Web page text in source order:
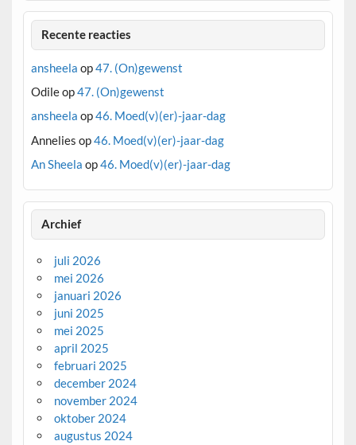
Recente reacties
ansheela op47. (On)gewenst
Odileop47. (On)gewenst
ansheela op46. Moed(v)(er)-jaar-dag
Annelies op46. Moed(v)(er)-jaar-dag
An Sheela op46. Moed(v)(er)-jaar-dag
Archief
juli 2026
mei 2026
januari 2026
juni 2025
mei 2025
april 2025
februari 2025
december 2024
november 2024
oktober 2024
augustus 2024